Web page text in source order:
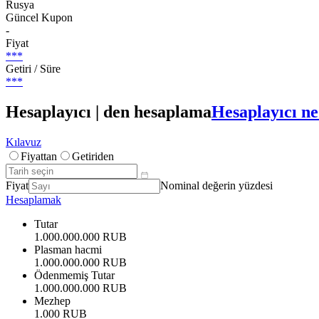
Rusya
Güncel Kupon
-
Fiyat
***
Getiri / Süre
***
Hesaplayıcı | den hesaplamaHesaplayıcı
Kılavuz
Fiyattan
Getiriden
Fiyat
Nominal değerin yüzdesi
Hesaplamak
Tutar
1.000.000.000 RUB
Plasman hacmi
1.000.000.000 RUB
Ödenmemiş Tutar
1.000.000.000 RUB
Mezhep
1.000 RUB